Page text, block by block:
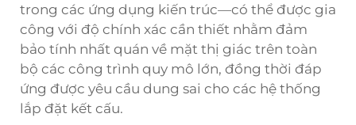
trong các ứng dụng kiến trúc—có thể được gia
công với độ chính xác cần thiết nhằm đảm
bảo tính nhất quán về mặt thị giác trên toàn
bộ các công trình quy mô lớn, đồng thời đáp
ứng được yêu cầu dung sai cho các hệ thống
lắp đặt kết cấu.